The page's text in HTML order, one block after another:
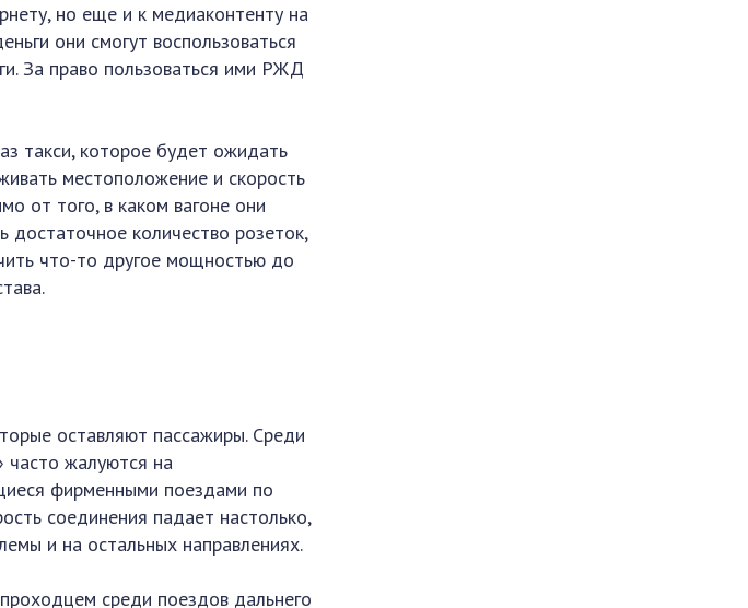
но еще и к медиаконтенту на
они смогут воспользоваться
За право пользоваться ими РЖД
такси, которое будет ожидать
местоположение и скорость
от того, в каком вагоне они
достаточное количество розеток,
что-то другое мощностью до
оставляют пассажиры. Среди
часто жалуются на
фирменными поездами по
соединения падает настолько,
и на остальных направлениях.
среди поездов дальнего